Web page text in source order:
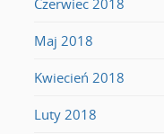
Maj 2018
Kwiecień 2018
Luty 2018